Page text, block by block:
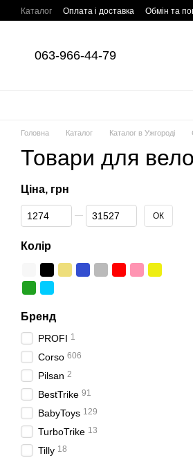
Перейти до основного контенту
Каталог Оплата і доставка Обмін та
063-966-44-79
Головна Каталог Каталог в Ужгороді
Товари для
Ціна, грн
Від Ціна, грн
До Ціна, грн ОК
Колір
Бренд
PROFI 1
Corso 606
Pilsan 2
BestTrike 91
BabyToys 129
TurboTrike 13
Tilly 18